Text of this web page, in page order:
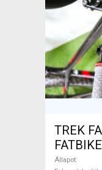
TREK
WAMPA
Állapot